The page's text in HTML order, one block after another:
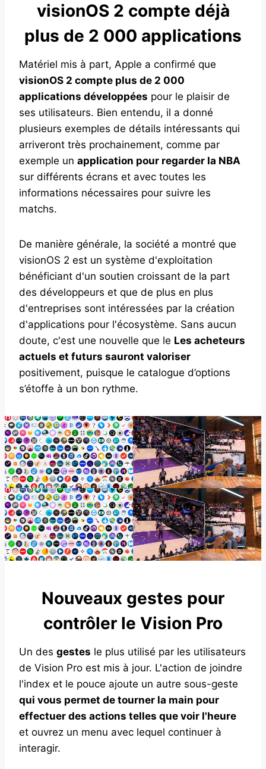
visionOS 2 compte déjà
plus de 2 000 applications
Matériel mis à part, Apple a confirmé que
visionOS 2 compte plus de 2 000
applications développées pour le plaisir de
ses utilisateurs. Bien entendu, il a donné
plusieurs exemples de détails intéressants qui
arriveront très prochainement, comme par
exemple un application pour regarder la NBA
sur différents écrans et avec toutes les
informations nécessaires pour suivre les
matchs.
De manière générale, la société a montré que
visionOS 2 est un système d'exploitation
bénéficiant d'un soutien croissant de la part
des développeurs et que de plus en plus
d'entreprises sont intéressées par la création
d'applications pour l'écosystème. Sans aucun
doute, c'est une nouvelle que le Les acheteurs
actuels et futurs sauront valoriser
positivement, puisque le catalogue d’options
s’étoffe à un bon rythme.
Nouveaux gestes pour
contrôler le Vision Pro
Un des gestes le plus utilisé par les utilisateurs
de Vision Pro est mis à jour. L'action de joindre
l'index et le pouce ajoute un autre sous-geste
qui vous permet de tourner la main pour
effectuer des actions telles que voir l'heure
et ouvrez un menu avec lequel continuer à
interagir.